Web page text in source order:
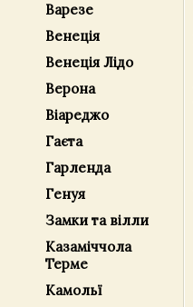
Варезе
Венеція
Венеція Лідо
Верона
Віареджо
Гаєта
Гарленда
Генуя
Замки та вілли
Казаміччола
Терме
Камольї